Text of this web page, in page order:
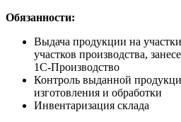
Обязанности:
Выдача продукции на
участков производства,
1С-Производство
Контроль выданной
изготовления и обработки
Инвентаризация склада